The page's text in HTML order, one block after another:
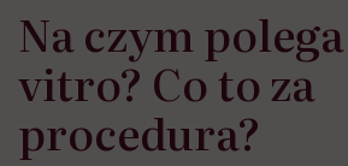
Na czym
vitro? Co to za
procedura?